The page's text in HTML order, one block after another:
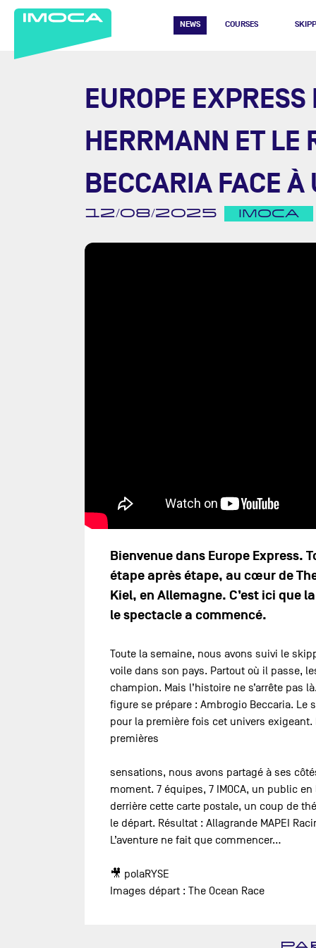
NEWS COURSES
EUROPE
HERRMANN ET LE
BECCARIA FACE À
12/08/2025 IMOCA
Bienvenue dans Europe Express.
étape après étape, au cœur de
Kiel, en Allemagne. C’est ici que
le spectacle a commencé.
Toute la semaine, nous avons suivi le
voile dans son pays. Partout où il passe,
champion. Mais l’histoire ne s’arrête pas
figure se prépare : Ambrogio Beccaria. Le
pour la première fois cet univers
premières
sensations, nous avons partagé à ses
moment. 7 équipes, 7 IMOCA, un public
derrière cette carte postale, un coup de
le départ. Résultat : Allagrande MAPEI
L’aventure ne fait que commencer…
🎥 polaRYSE
Images départ : The Ocean Race